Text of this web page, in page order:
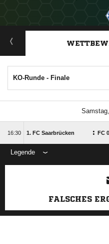
KO-Runde - Finale
 1. FC Saarbrücken : FC
Legende
FALSCHES